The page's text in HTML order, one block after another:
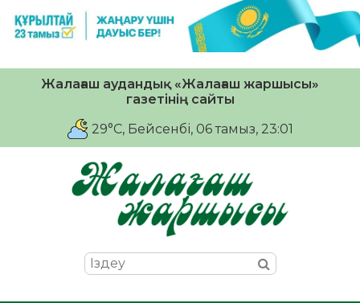
Жалағаш аудандық «Жалағаш жаршысы»
газетінің сайты
29°C, Бейсенбі, 06 тамыз, 23:01